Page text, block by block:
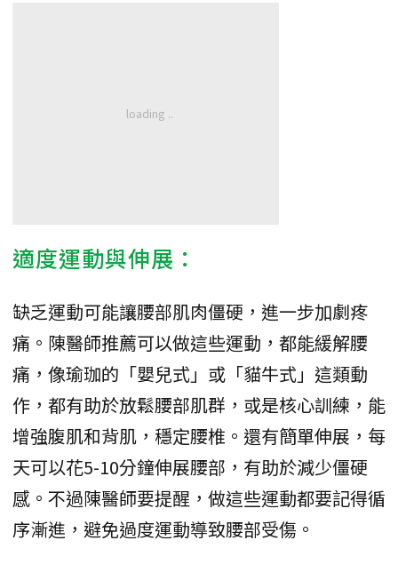
適度運動與伸展：
缺乏運動可能讓腰部肌肉僵硬，進一步加劇疼
痛。陳醫師推薦可以做這些運動，都能緩解腰
痛，像瑜珈的「嬰兒式」或「貓牛式」這類動
作，都有助於放鬆腰部肌群，或是核心訓練，能
增強腹肌和背肌，穩定腰椎。還有簡單伸展，每
天可以花5-10分鐘伸展腰部，有助於減少僵硬
感。不過陳醫師要提醒，做這些運動都要記得循
序漸進，避免過度運動導致腰部受傷。